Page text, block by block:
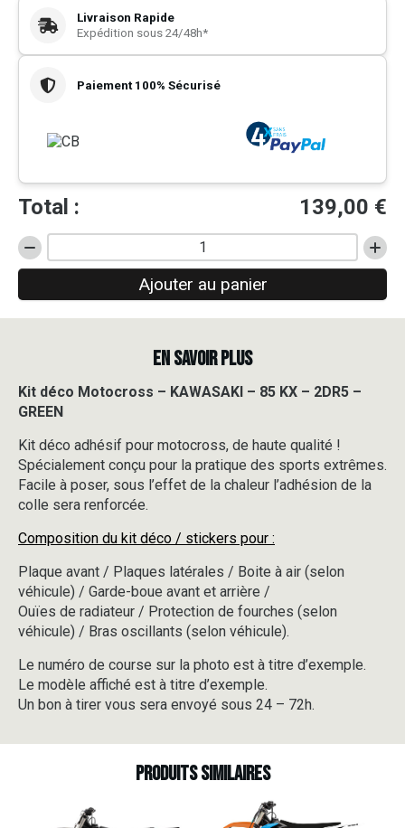
Livraison Rapide
Expédition sous 24/48h*
Paiement 100% Sécurisé
Total : 139,00 €
quantité
de
Motocross
85
KX
2DR5
-
GREEN
Ajouter au panier
EN SAVOIR PLUS
Kit déco Motocross – KAWASAKI – 85 KX – 2DR5 –
GREEN
Kit déco adhésif pour motocross, de haute qualité !
Spécialement conçu pour la pratique des sports extrêmes.
Facile à poser, sous l’effet de la chaleur l’adhésion de la
colle sera renforcée.
Composition du kit déco / stickers pour :
Plaque avant / Plaques latérales / Boite à air (selon
véhicule) / Garde-boue avant et arrière /
Ouïes de radiateur / Protection de fourches (selon
véhicule) / Bras oscillants (selon véhicule).
Le numéro de course sur la photo est à titre d’exemple.
Le modèle affiché est à titre d’exemple.
Un bon à tirer vous sera envoyé sous 24 – 72h.
Produits similaires